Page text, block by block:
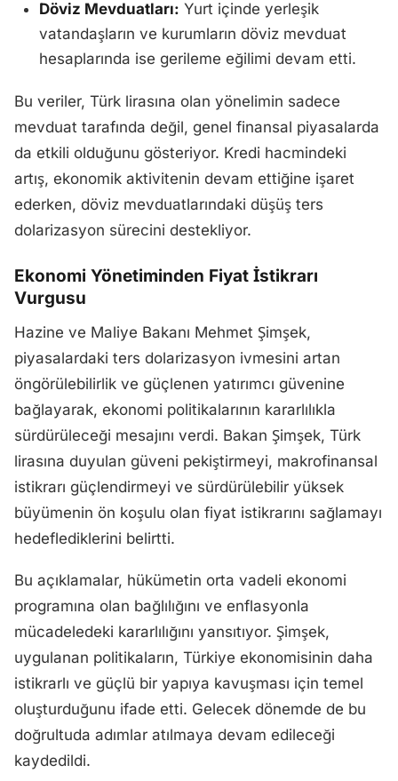
Döviz Mevduatları: Yurt içinde yerleşik
vatandaşların ve kurumların döviz mevduat
hesaplarında ise gerileme eğilimi devam etti.
Bu veriler, Türk lirasına olan yönelimin sadece
mevduat tarafında değil, genel finansal piyasalarda
da etkili olduğunu gösteriyor. Kredi hacmindeki
artış, ekonomik aktivitenin devam ettiğine işaret
ederken, döviz mevduatlarındaki düşüş ters
dolarizasyon sürecini destekliyor.
Ekonomi Yönetiminden Fiyat İstikrarı
Vurgusu
Hazine ve Maliye Bakanı Mehmet Şimşek,
piyasalardaki ters dolarizasyon ivmesini artan
öngörülebilirlik ve güçlenen yatırımcı güvenine
bağlayarak, ekonomi politikalarının kararlılıkla
sürdürüleceği mesajını verdi. Bakan Şimşek, Türk
lirasına duyulan güveni pekiştirmeyi, makrofinansal
istikrarı güçlendirmeyi ve sürdürülebilir yüksek
büyümenin ön koşulu olan fiyat istikrarını sağlamayı
hedeflediklerini belirtti.
Bu açıklamalar, hükümetin orta vadeli ekonomi
programına olan bağlılığını ve enflasyonla
mücadeledeki kararlılığını yansıtıyor. Şimşek,
uygulanan politikaların, Türkiye ekonomisinin daha
istikrarlı ve güçlü bir yapıya kavuşması için temel
oluşturduğunu ifade etti. Gelecek dönemde de bu
doğrultuda adımlar atılmaya devam edileceği
kaydedildi.